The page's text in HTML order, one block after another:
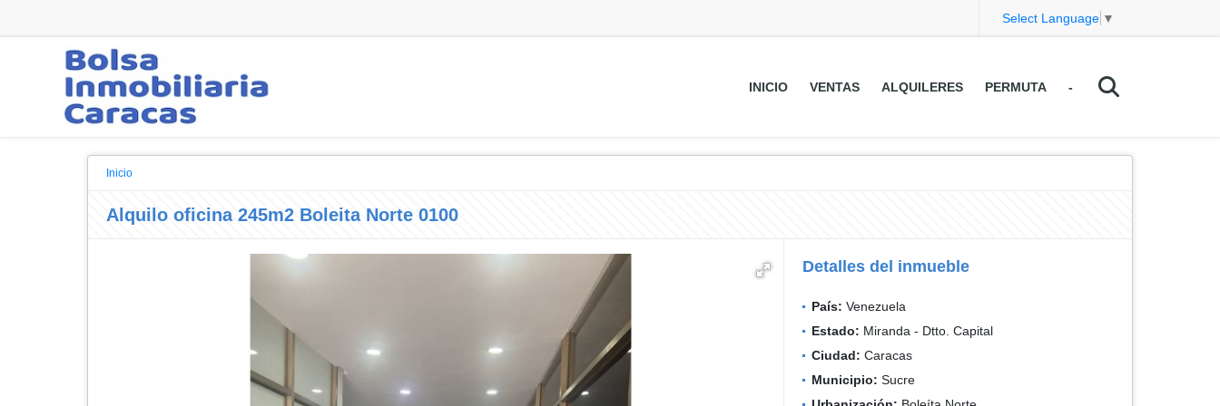
Select Language ▼
INICIO VENTAS ALQUILERES PERMUTA -
Inicio
Alquilo oficina 245m2 Boleita Norte 0100
Detalles del inmueble
País: Venezuela
Estado: Miranda - Dtto. Capital
Ciudad: Caracas
Municipio: Sucre